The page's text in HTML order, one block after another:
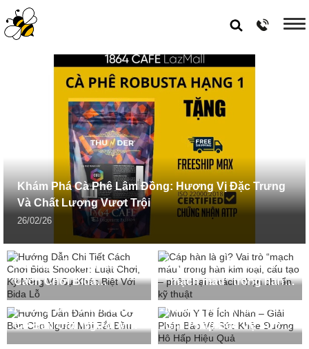
Khám Phá Cà Phê Lâm Đồng: Hương Vị Đặc Trưng
Và Chất Lượng Vượt Trội
26/02/26
Hướng Dẫn Chi Tiết
Cách Chơi Bida
Snooker: Luật Chơi, Kỹ
Năng Và Sự Khác Biệt
Với Bida Lỗ
Cáp hàn là gì? Vai trò
“mạch máu” trong hàn
kim loại, cấu tạo – phân
loại – cách chọn chuẩn
kỹ thuật
Hướng Dẫn Đánh Bida
Cơ Bản Cho Người Mới
Bắt Đầu
Muối Y Tế Ích Nhân –
Giải Pháp Bảo Vệ Sức
Khỏe Đường Hô Hấp